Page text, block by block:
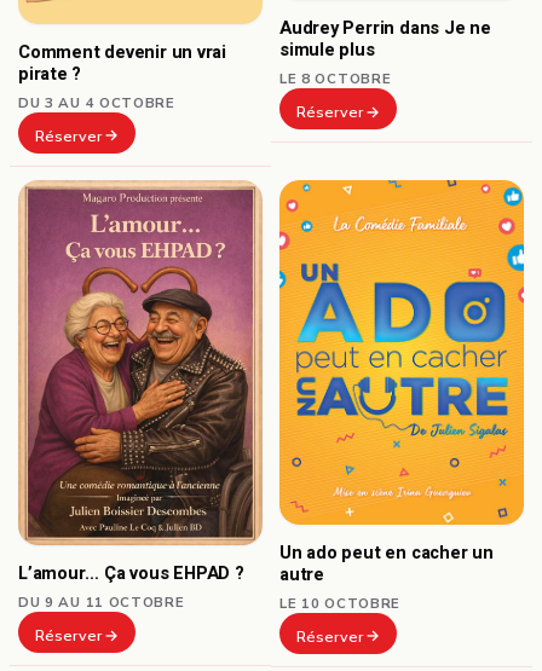
Comment devenir un vrai
pirate ?
DU 3 AU 4 OCTOBRE
Réserver
Audrey Perrin dans Je ne
simule plus
LE 8 OCTOBRE
Réserver
L’amour… Ça vous EHPAD ?
DU 9 AU 11 OCTOBRE
Réserver
Un ado peut en cacher un
autre
LE 10 OCTOBRE
Réserver